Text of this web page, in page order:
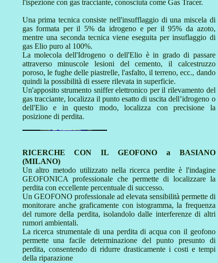
l'ispezione con gas tracciante, conosciuta come Gas Tracer.
Una prima tecnica consiste nell'insufflaggio di una miscela di
gas formata per il 5% da idrogeno e per il 95% da azoto,
mentre una seconda tecnica viene eseguita per insuflaggio di
gas Elio puro al 100%.
La molecola dell'Idrogeno o dell'Elio è in grado di passare
attraverso minuscole lesioni del cemento, il calcestruzzo
poroso, le fughe delle piastrelle, l'asfalto, il terreno, ecc., dando
quindi la possibilità di essere rilevata in superficie.
Un'apposito strumento sniffer elettronico per il rilevamento del
gas tracciante, localizza il punto esatto di uscita dell’idrogeno o
dell'Elio e in questo modo, localizza con precisione la
posizione di perdita.
RICERCHE CON IL GEOFONO a BASIANO
(MILANO)
Un altro metodo utilizzato nella ricerca perdite è l'indagine
GEOFONICA professionale che permette di localizzare la
perdita con eccellente percentuale di successo.
Un GEOFONO professionale ad elevata sensibilità permette di
monitorare anche graficamente con istogramma, la frequenza
del rumore della perdita, isolandolo dalle interferenze di altri
rumori ambientali.
La ricerca strumentale di una perdita di acqua con il geofono
permette una facile determinazione del punto presunto di
perdita, consentendo di ridurre drasticamente i costi e tempi
della riparazione